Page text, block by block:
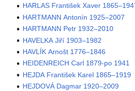
HARLAS František Xaver
HARTMANN Antonín 1925–2007
HARTMANN Petr 1932–2010
HAVELKA Jiří 1903–1982
HAVLÍK Arnošt 1776–1846
HEIDENREICH Carl 1879-po 1941
HEJDA František Karel 1865–1919
HEJDOVÁ Dagmar 1920–2009